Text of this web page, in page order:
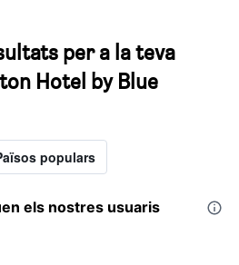
per a la teva
Hotel by Blue
populars
els nostres usuaris